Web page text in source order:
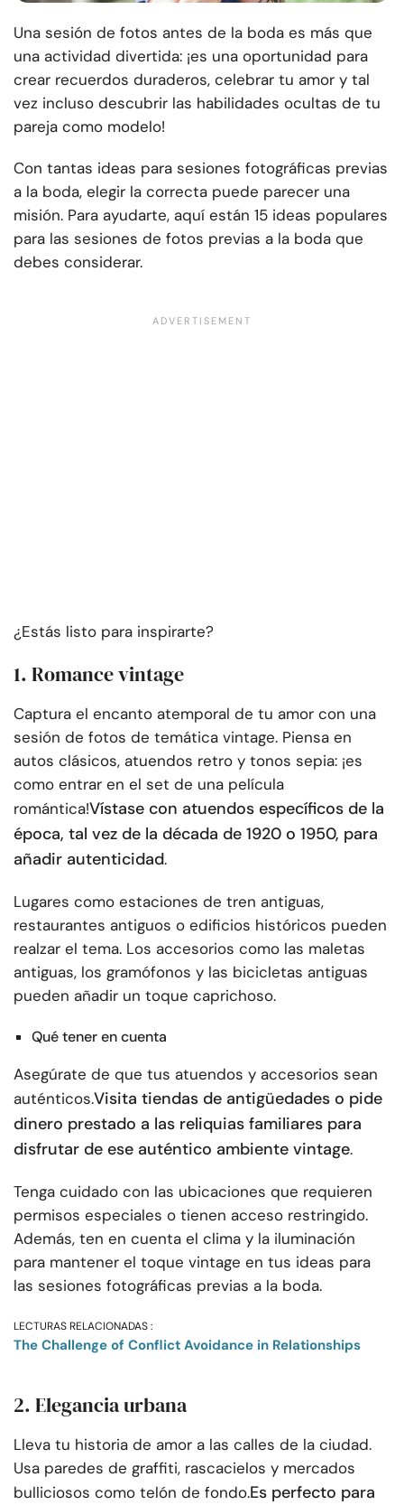
Una sesión de fotos antes de la boda es más que
una actividad divertida: ¡es una oportunidad para
crear recuerdos duraderos, celebrar tu amor y tal
vez incluso descubrir las habilidades ocultas de tu
pareja como modelo!
Con tantas ideas para sesiones fotográficas previas
a la boda, elegir la correcta puede parecer una
misión. Para ayudarte, aquí están 15 ideas populares
para las sesiones de fotos previas a la boda que
debes considerar.
¿Estás listo para inspirarte?
1. Romance vintage
Captura el encanto atemporal de tu amor con una
sesión de fotos de temática vintage. Piensa en
autos clásicos, atuendos retro y tonos sepia: ¡es
como entrar en el set de una película
romántica!Vístase con atuendos específicos de la
época, tal vez de la década de 1920 o 1950, para
añadir autenticidad.
Lugares como estaciones de tren antiguas,
restaurantes antiguos o edificios históricos pueden
realzar el tema. Los accesorios como las maletas
antiguas, los gramófonos y las bicicletas antiguas
pueden añadir un toque caprichoso.
Qué tener en cuenta
Asegúrate de que tus atuendos y accesorios sean
auténticos.Visita tiendas de antigüedades o pide
dinero prestado a las reliquias familiares para
disfrutar de ese auténtico ambiente vintage.
Tenga cuidado con las ubicaciones que requieren
permisos especiales o tienen acceso restringido.
Además, ten en cuenta el clima y la iluminación
para mantener el toque vintage en tus ideas para
las sesiones fotográficas previas a la boda.
LECTURAS RELACIONADAS :
The Challenge of Conflict Avoidance in Relationships
2. Elegancia urbana
Lleva tu historia de amor a las calles de la ciudad.
Usa paredes de graffiti, rascacielos y mercados
bulliciosos como telón de fondo.Es perfecto para